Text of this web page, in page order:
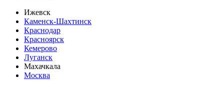
Ижевск
Каменск-Шахтинск
Краснодар
Красноярск
Кемерово
Луганск
Махачкала
Москва